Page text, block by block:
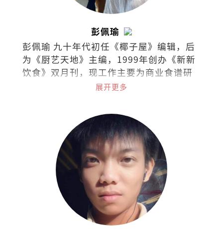
彭佩瑜
彭佩瑜 九十年代初任《椰子屋》编辑，后
为《厨艺天地》主编，1999年创办《新新
饮食》双月刊，现工作主要为商业食谱研
发、策划私房菜和烹饪课程。最喜欢的饮
展开更多